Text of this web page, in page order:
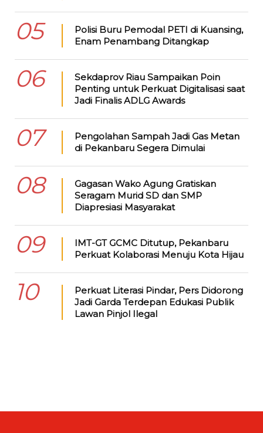
05
Polisi Buru Pemodal PETI di Kuansing,
Enam Penambang Ditangkap
06
Sekdaprov Riau Sampaikan Poin
Penting untuk Perkuat Digitalisasi saat
Jadi Finalis ADLG Awards
07
Pengolahan Sampah Jadi Gas Metan
di Pekanbaru Segera Dimulai
08
Gagasan Wako Agung Gratiskan
Seragam Murid SD dan SMP
Diapresiasi Masyarakat
09
IMT-GT GCMC Ditutup, Pekanbaru
Perkuat Kolaborasi Menuju Kota Hijau
10
Perkuat Literasi Pindar, Pers Didorong
Jadi Garda Terdepan Edukasi Publik
Lawan Pinjol Ilegal